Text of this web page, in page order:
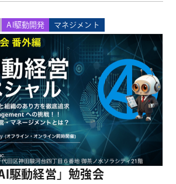
AI駆動経営」勉強会
AI駆動開発 マネジメント